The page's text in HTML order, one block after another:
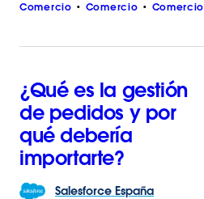
Comercio Comercio Comercio
¿Qué es la gestión
de pedidos y por
qué debería
importarte?
Salesforce España